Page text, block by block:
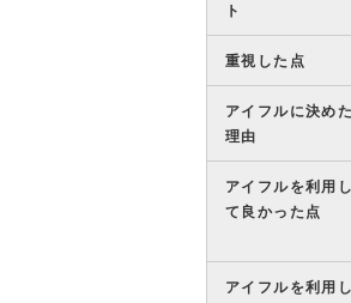
ト
重視した点
アイフルに決めた
理由
アイフルを利用し
て良かった点
アイフルを利用し